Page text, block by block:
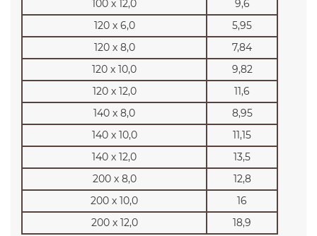
100 х 12,0
9,6
120 х 6,0
5,95
120 х 8,0
7,84
120 х 10,0
9,82
120 х 12,0
11,6
140 х 8,0
8,95
140 х 10,0
11,15
140 х 12,0
13,5
200 х 8,0
12,8
200 х 10,0
16
200 х 12,0
18,9